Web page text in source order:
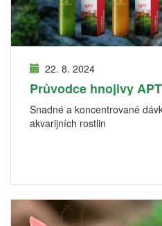
22. 8. 2024
Průvodce hnojivy APT
Snadné a koncentrované
akvarijních rostlin